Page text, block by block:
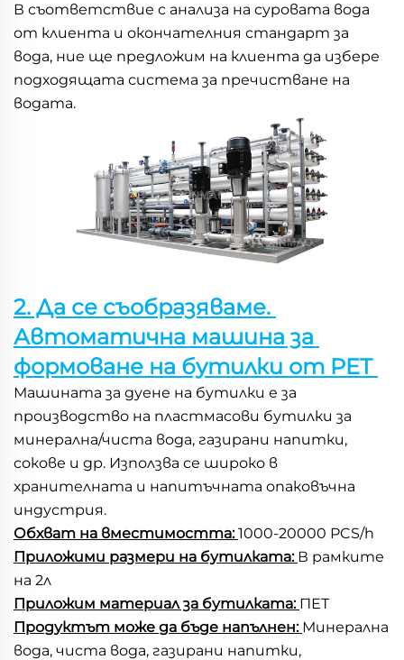
В съответствие с анализа на суровата вода
от клиента и окончателния стандарт за
вода, ние ще предложим на клиента да избере
подходящата система за пречистване на
водата.
2. Да се съобразяваме.
Автоматична машина за
формоване на бутилки от PET
Машината за дуене на бутилки е за
производство на пластмасови бутилки за
минерална/чиста вода, газирани напитки,
сокове и др. Използва се широко в
хранителната и напитъчната опаковъчна
индустрия.
Обхват на вместимостта: 1000-20000 PCS/h
Приложими размери на бутилката: В рамките
на 2л
Приложим материал за бутилката: ПЕТ
Продуктът може да бъде напълнен: Минерална
вода, чиста вода, газирани напитки,